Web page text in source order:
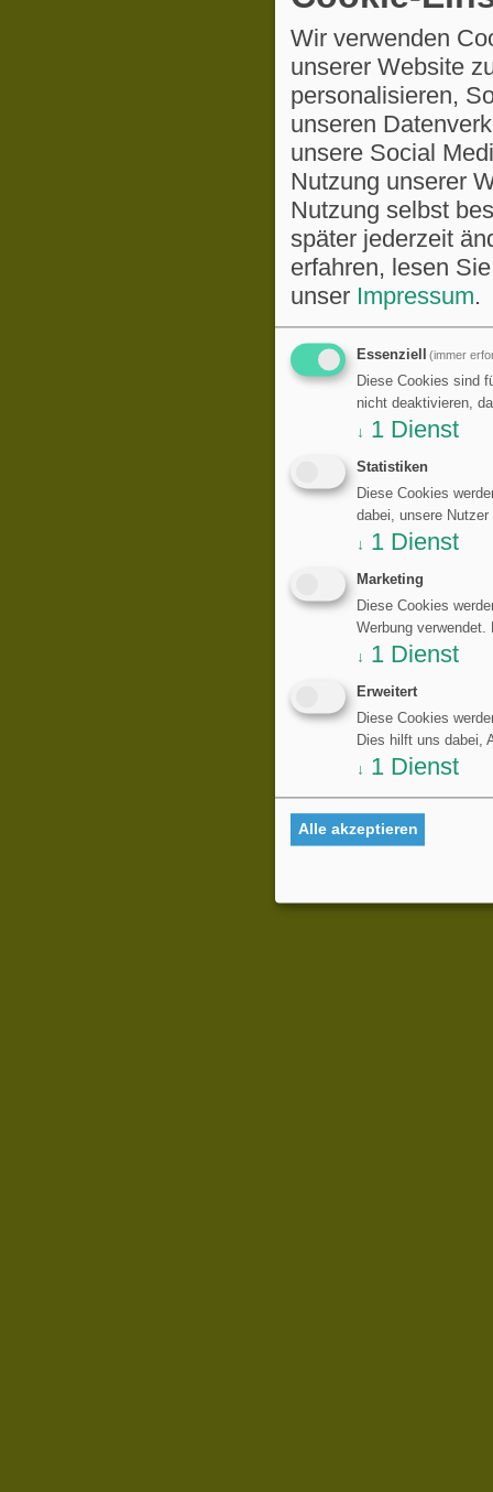
Wir verwenden
unserer Website
personalisieren,
unseren
unsere Social
Nutzung unserer
Nutzung selbst
später jederzeit
erfahren, lesen
unser Impressum.
Essenziell (immer
Diese Cookies sind
nicht deaktivieren,
↓ 1 Dienst
Statistiken
Diese Cookies
dabei, unsere
↓ 1 Dienst
Marketing
Diese Cookies
Werbung
↓ 1 Dienst
Erweitert
Diese Cookies
Dies hilft uns dabei,
↓ 1 Dienst
Alle akzeptieren